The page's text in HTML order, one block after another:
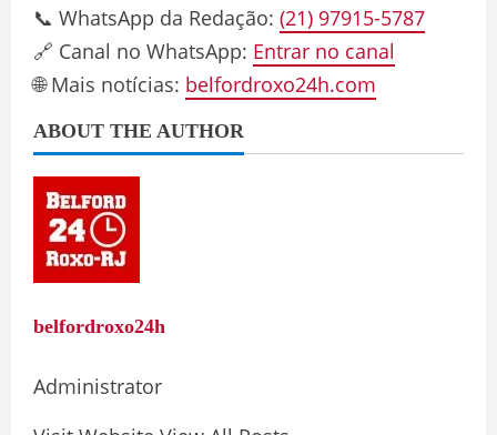
📞 WhatsApp da Redação: (21) 97915-5787
🔗 Canal no WhatsApp: Entrar no canal
🌐 Mais notícias: belfordroxo24h.com
ABOUT THE AUTHOR
belfordroxo24h
Administrator